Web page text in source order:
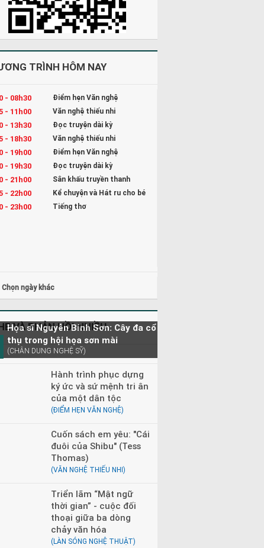
TRÌNH HÔM NAY
- 08h30 Điểm hẹn Văn nghệ
- 11h00 Văn nghệ thiếu nhi
- 13h30 Đọc truyện dài kỳ
- 18h30 Văn nghệ thiếu nhi
- 19h00 Điểm hẹn Văn nghệ
- 19h30 Đọc truyện dài kỳ
- 21h00 Sân khấu truyền thanh
- 22h00 Kể chuyện và Hát ru cho bé
- 23h00 Tiếng thơ
Chọn ngày khác
VÀ PHẢN HỒI NHIỀU
Họa sĩ Nguyễn Bỉnh Sơn: Cây đa cổ
thụ trong hội họa sơn mài
(CHÂN DUNG NGHỆ SỸ)
Hành trình phục dựng
ký ức và sứ mệnh tri ân
của một dân tộc
(ĐIỂM HẸN VĂN NGHỆ)
Cuốn sách em yêu: "Cái
đuôi của Shibu" (Tess
Thomas)
(VĂN NGHỆ THIẾU NHI)
Triển lãm “Mật ngữ
thời gian” - cuộc đối
thoại giữa ba dòng
chảy văn hóa
(LÀN SÓNG NGHỆ THUẬT)